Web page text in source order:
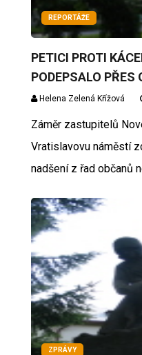
REPORTÁŽE
PETICI PROTI
PODEPSALO PŘES
Helena Zelená Křížová
Záměr zastupitelů
Vratislavovu náměstí
nadšení z řad občanů
ZPRÁVY